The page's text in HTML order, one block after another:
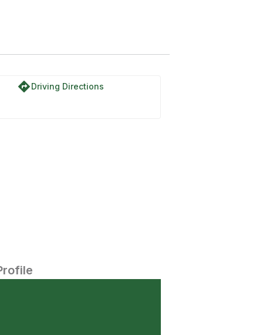
directionsDriving Directions